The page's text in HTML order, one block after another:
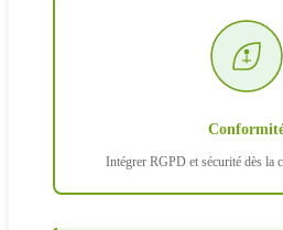
Intégrer RGPD et sécurité dès la